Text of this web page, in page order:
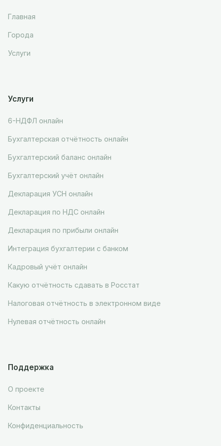
Главная
Города
Услуги
Услуги
6-НДФЛ онлайн
Бухгалтерская отчётность онлайн
Бухгалтерский баланс онлайн
Бухгалтерский учёт онлайн
Декларация УСН онлайн
Декларация по НДС онлайн
Декларация по прибыли онлайн
Интеграция бухгалтерии с банком
Кадровый учёт онлайн
Какую отчётность сдавать в Росстат
Налоговая отчётность в электронном виде
Нулевая отчётность онлайн
Поддержка
О проекте
Контакты
Конфиденциальность